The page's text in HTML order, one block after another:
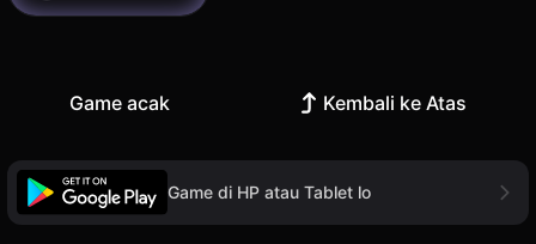
Game acak Kembali ke Atas
Game di HP atau Tablet lo